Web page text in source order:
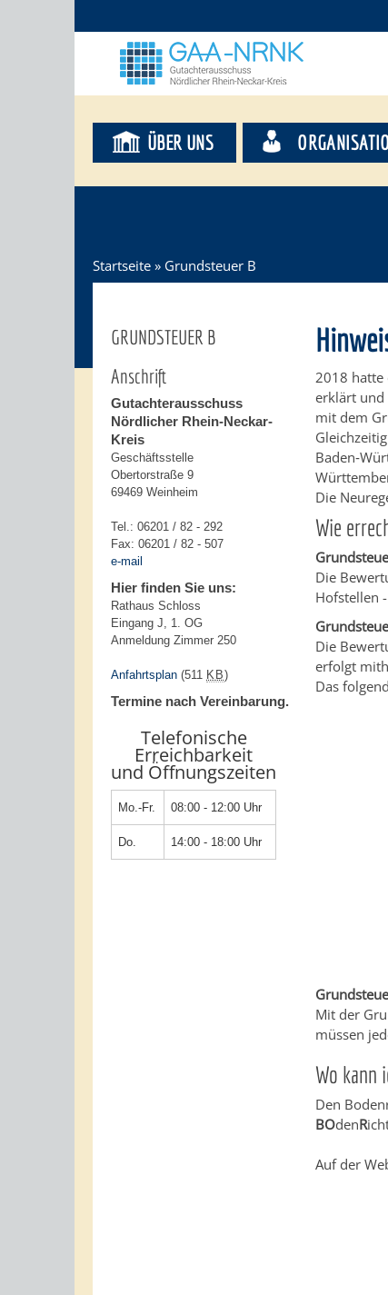
ÜBER UNS
Startseite » Grundsteuer B
GRUNDSTEUER B
Anschrift
Gutachterausschuss
Nördlicher Rhein-Neckar-
Kreis
Geschäftsstelle
Obertorstraße 9
69469 Weinheim
Tel.: 06201 / 82 - 292
Fax: 06201 / 82 - 507
e-mail
Hier finden Sie uns:
Rathaus Schloss
Eingang J, 1. OG
Anmeldung Zimmer 250
Anfahrtsplan (511 KB)
Termine nach Vereinbarung.
Telefonische
Erreichbarkeit
und Öffnungszeiten
Mo.-Fr. 08:00 - 12:00 Uhr
Do. 14:00 - 18:00 Uhr
2018 hatte
erklärt und
mit dem
Die
Wie
Die
Hofstellen
Die
erfolgt
Das
Mit der
müssen
Wo kann
Den
BOdenR
Auf der